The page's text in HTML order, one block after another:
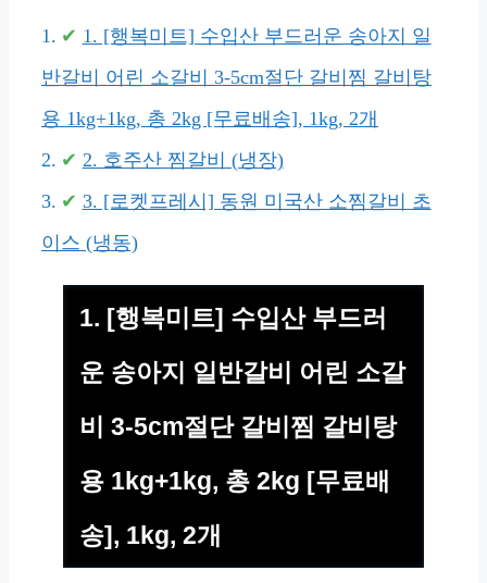
1. [행복미트] 수입산 부드러운 송아지 일
반갈비 어린 소갈비 3-5cm절단 갈비찜 갈비탕
용 1kg+1kg, 총 2kg [무료배송], 1kg, 2개
2. 호주산 찜갈비 (냉장)
3. [로켓프레시] 동원 미국산 소찜갈비 초
이스 (냉동)
1. [행복미트] 수입산 부드러
운 송아지 일반갈비 어린 소갈
비 3-5cm절단 갈비찜 갈비탕
용 1kg+1kg, 총 2kg [무료배
송], 1kg, 2개